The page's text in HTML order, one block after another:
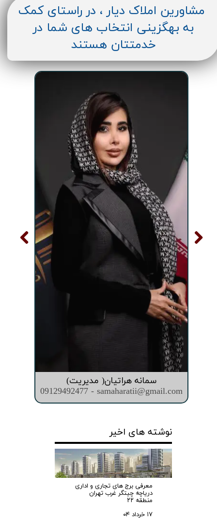
سمانه هراتیان( مدیریت)
09129492477 - samaharatii@gmail.com
مشاورین املاک دیار ، در راستای کمک
به بهگزینی انتخاب های شما در
خدمتتان هستند
نوشته های اخیر
معرفی برج های تجاری و اداری
دریاچه چیتگر غرب تهران
منطقه ۲۲
۱۷ خرداد ۰۴